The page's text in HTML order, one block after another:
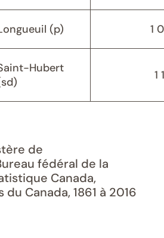
(p) 1
Hubert
1
de
fédéral de la
Canada,
Canada, 1861 à 2016